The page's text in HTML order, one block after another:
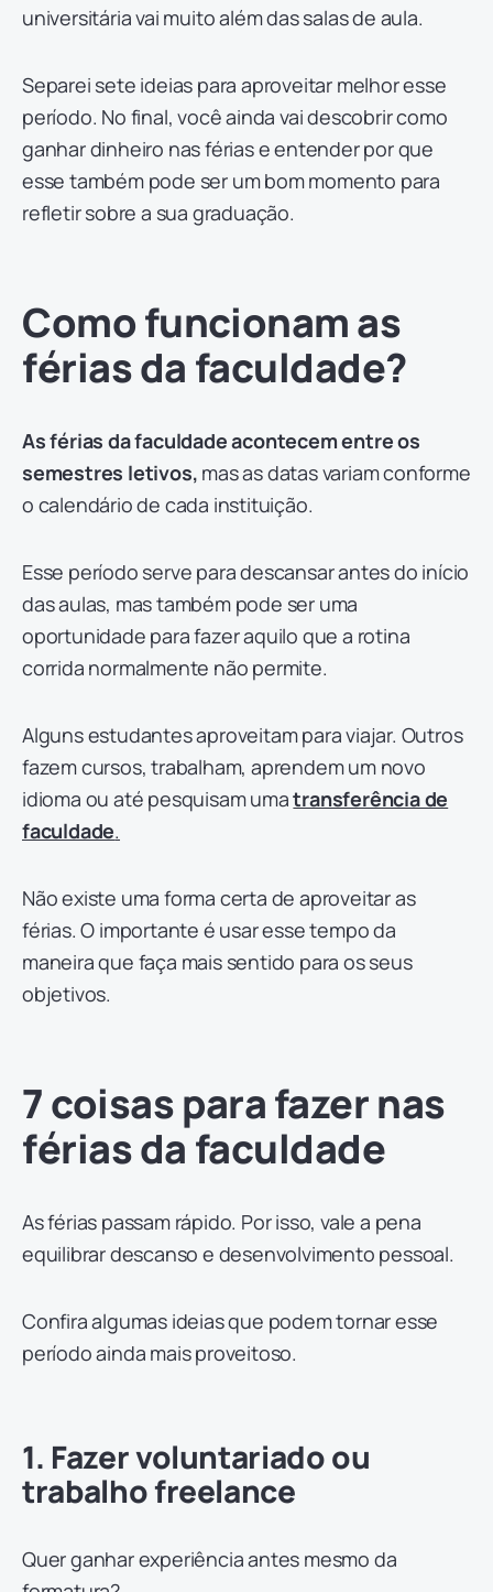
universitária vai muito além das salas de aula.
Separei sete ideias para aproveitar melhor esse
período. No final, você ainda vai descobrir como
ganhar dinheiro nas férias e entender por que
esse também pode ser um bom momento para
refletir sobre a sua graduação.
Como funcionam as
férias da faculdade?
As férias da faculdade acontecem entre os
semestres letivos, mas as datas variam conforme
o calendário de cada instituição.
Esse período serve para descansar antes do início
das aulas, mas também pode ser uma
oportunidade para fazer aquilo que a rotina
corrida normalmente não permite.
Alguns estudantes aproveitam para viajar. Outros
fazem cursos, trabalham, aprendem um novo
idioma ou até pesquisam umatransferência de
faculdade.
Não existe uma forma certa de aproveitar as
férias. O importante é usar esse tempo da
maneira que faça mais sentido para os seus
objetivos.
7 coisas para fazer nas
férias da faculdade
As férias passam rápido. Por isso, vale a pena
equilibrar descanso e desenvolvimento pessoal.
Confira algumas ideias que podem tornar esse
período ainda mais proveitoso.
1. Fazer voluntariado ou
trabalho freelance
Quer ganhar experiência antes mesmo da